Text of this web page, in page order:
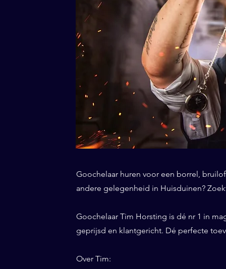
Goochelaar huren voor een borrel,
andere gelegenheid in Huisduinen?
Goochelaar Tim Horsting is dé nr 1 in
geprijsd en klantgericht. Dé perfecte
Over Tim: